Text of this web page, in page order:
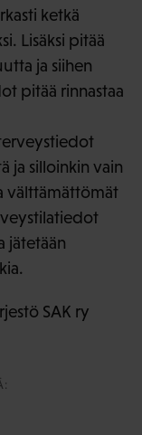
ketkä
Lisäksi pitää
ja siihen
pitää rinnastaa
ja silloinkin vain
välttämättömät
jätetään
SAK ry